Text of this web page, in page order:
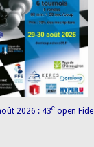
2026 : 43e open Fide